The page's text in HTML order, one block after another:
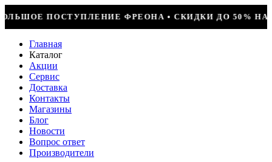
• СКИДКИ ДО 50% НА ВЕСЬ ИНСТРУМЕНТ •
Главная
Каталог
Акции
Сервис
Доставка
Контакты
Магазины
Блог
Новости
Вопрос ответ
Производители